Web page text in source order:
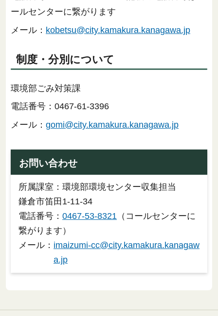
ールセンターに繋がります
メール： kobetsu@city.kamakura.kanagawa.jp
制度・分別について
環境部ごみ対策課
電話番号：0467-61-3396
メール： gomi@city.kamakura.kanagawa.jp
お問い合わせ
所属課室：環境部環境センター収集担当
鎌倉市笛田1-11-34
電話番号： 0467-53-8321 （コールセンターに
繋がります）
メール： imaizumi-cc@city.kamakura.kanagaw
a.jp